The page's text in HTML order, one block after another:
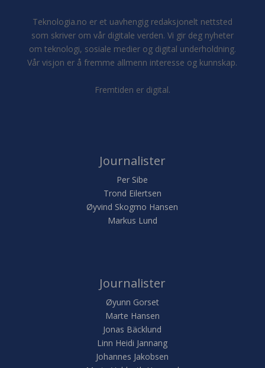
Teknologia.no er et uavhengig redaksjonelt nettsted
som skriver om vår digitale verden. Vi gir deg nyheter
om teknologi, sosiale medier og digital underholdning.
Vår visjon er å fremme allmenn interesse og kunnskap.
Fremtiden er digital.
Journalister
Per Sibe
Trond Eilertsen
Øyvind Skogmo Hansen
Markus Lund
Journalister
Øyunn Gorset
Marte Hansen
Jonas Bäcklund
Linn Heidi Jannang
Johannes Jakobsen